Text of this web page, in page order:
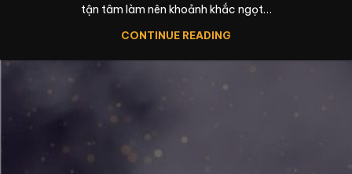
tận tâm làm nên khoảnh khắc ngọt…
CONTINUE READING